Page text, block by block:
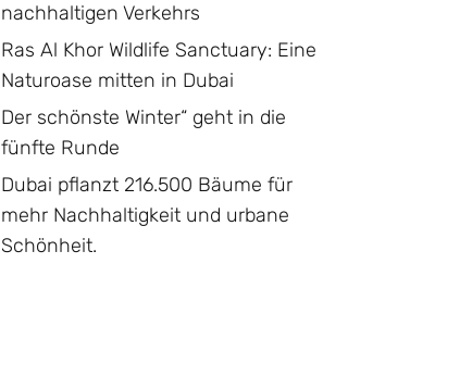
nachhaltigen Verkehrs
Ras Al Khor Wildlife Sanctuary: Eine
Naturoase mitten in Dubai
Der schönste Winter“ geht in die
fünfte Runde
Dubai pflanzt 216.500 Bäume für
mehr Nachhaltigkeit und urbane
Schönheit.